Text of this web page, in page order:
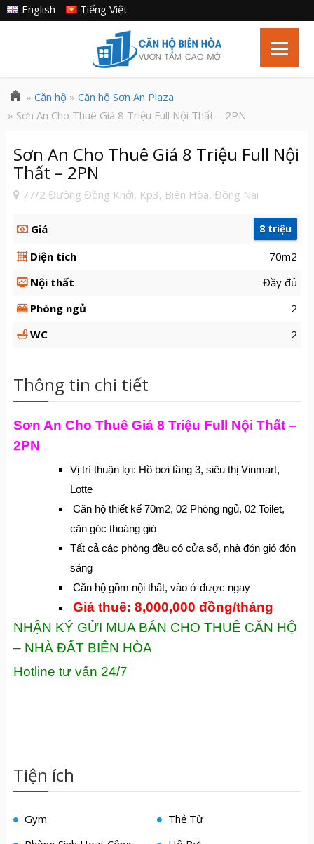
Tiếng Việt
English
» Căn hộ» Căn hộ Sơn An Plaza
» Sơn An Cho Thuê Giá 8 Triệu Full Nội Thất – 2PN
Sơn An Cho Thuê Giá 8 Triệu Full Nội
Thất – 2PN
77/2 Đường Đồng Khởi, Kp3, Biên Hòa, Đồng Nai
Giá 8 triệu
Diện tích
70m2
Nội thất
Đầy đủ
Phòng ngủ
2
WC
2
Thông tin chi tiết
Sơn An Cho Thuê Giá 8 Triệu Full Nội Thất –
2PN
Vị trí thuận lợi: Hồ bơi tầng 3, siêu thị Vinmart,
Lotte
Căn hộ thiết kế 70m2, 02 Phòng ngủ, 02 Toilet,
căn góc thoáng gió
Tất cả các phòng đều có cửa sổ, nhà đón gió đón
sáng
Căn hộ gồm nội thất, vào ở được ngay
Giá thuê: 8,000,000 đồng/tháng
NHẬN KÝ GỬI MUA BÁN CHO THUÊ CĂN HỘ
– NHÀ ĐẤT BIÊN HÒA
Hotline tư vấn 24/7
Tiện ích
Gym
Thẻ Từ